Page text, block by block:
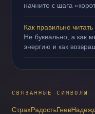
начните с шага
Как правильно
Не буквально, а как
энергию и как
СВЯЗАННЫЕ СИМВОЛЫ
СтрахРадостьГнев